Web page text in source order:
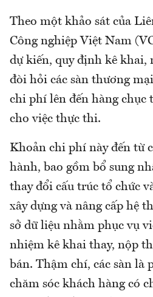
Theo một khảo sát của
Công nghiệp Việt Nam
dự kiến, quy định kê khai,
đòi hỏi các sàn thương
chi phí lên đến hàng chục
cho việc thực thi.
Khoản chi phí này đến từ
hành, bao gồm bổ sung
thay đổi cấu trúc tổ chức
xây dựng và nâng cấp hệ
sở dữ liệu nhằm phục vụ
nhiệm kê khai thay, nộp
bán. Thậm chí, các sàn là
chăm sóc khách hàng có